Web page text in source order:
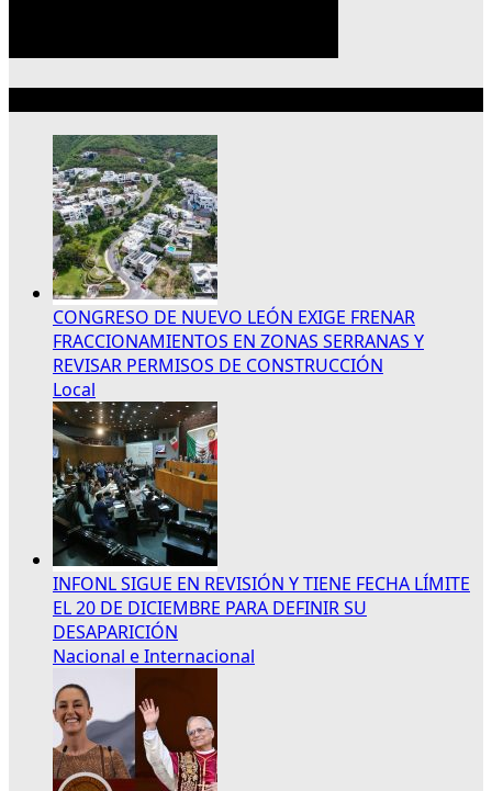
CONGRESO DE NUEVO LEÓN EXIGE FRENAR
FRACCIONAMIENTOS EN ZONAS SERRANAS Y
REVISAR PERMISOS DE CONSTRUCCIÓN
Local
INFONL SIGUE EN REVISIÓN Y TIENE FECHA LÍMITE
EL 20 DE DICIEMBRE PARA DEFINIR SU
DESAPARICIÓN
Nacional e Internacional